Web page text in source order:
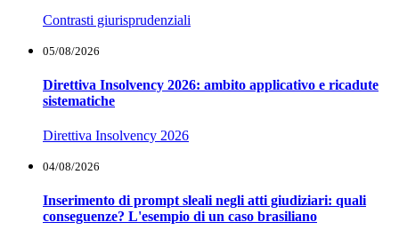
Contrasti giurisprudenziali
05/08/2026
Direttiva Insolvency 2026: ambito applicativo e ricadute
sistematiche
Direttiva Insolvency 2026
04/08/2026
Inserimento di prompt sleali negli atti giudiziari: quali
conseguenze? L'esempio di un caso brasiliano